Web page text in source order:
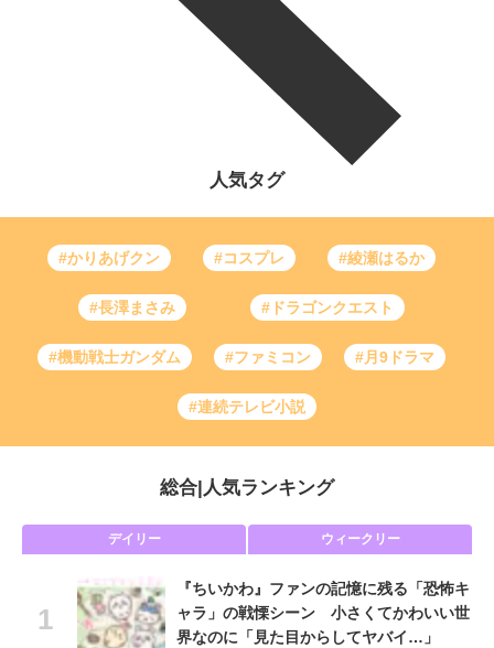
人気タグ
#かりあげクン #コスプレ #綾瀬はるか
#長澤まさみ #ドラゴンクエスト
#機動戦士ガンダム #ファミコン #月9ドラマ
#連続テレビ小説
総合 人気ランキング
デイリー ウィークリー
『ちいかわ』ファンの記憶に残る「恐怖キ
ャラ」の戦慄シーン 小さくてかわいい世
界なのに「見た目からしてヤバイ…」